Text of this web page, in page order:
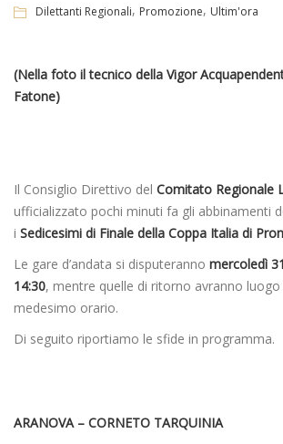
Dilettanti Regionali, Promozione, Ultim'ora
(Nella foto il tecnico della Vigor
Fatone)
Il Consiglio Direttivo del Comitato Regionale
ufficializzato pochi minuti fa gli abbinamenti
i Sedicesimi di Finale della Coppa Italia di
Le gare d’andata si disputeranno mercoledì
14:30, mentre quelle di ritorno avranno luogo
medesimo orario.
Di seguito riportiamo le sfide in programma.
ARANOVA – CORNETO TARQUINIA